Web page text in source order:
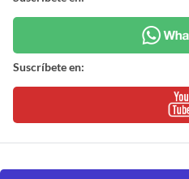
Suscríbete en: